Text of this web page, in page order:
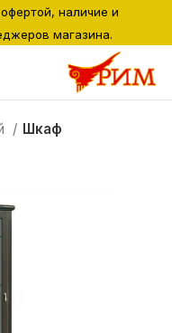
Шкаф
наличие и
магазина.